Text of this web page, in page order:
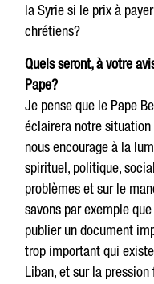
la Syrie si le prix à
chrétiens?
Quels seront, à votre
Pape?
Je pense que le Pape
éclairera notre situation
nous encourage à la
spirituel, politique,
problèmes et sur le
savons par exemple
publier un document
trop important qui
Liban, et sur la